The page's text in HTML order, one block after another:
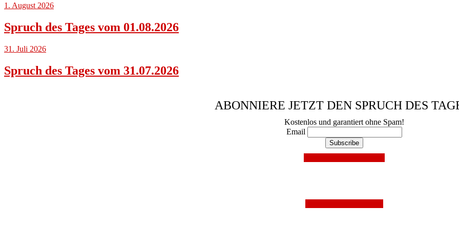
1. August 2026
Spruch des Tages vom 01.08.2026
31. Juli 2026
Spruch des Tages vom 31.07.2026
ABONNIERE JETZT DEN SPRUCH DES
Kostenlos und garantiert ohne Spam!
Email